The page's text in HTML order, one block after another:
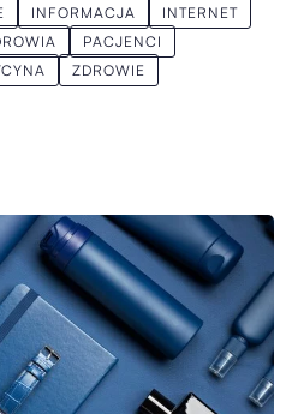
INFORMACJA
INTERNET
PACJENCI
ZDROWIE